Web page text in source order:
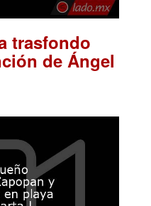
trasfondo
de Ángel